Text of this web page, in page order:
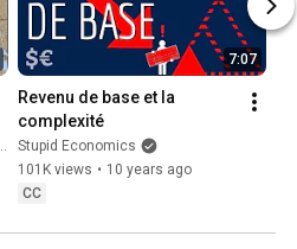
7:07
Revenu de base et la
complexité
Stupid Economics
101K views • 10 years ago
CC